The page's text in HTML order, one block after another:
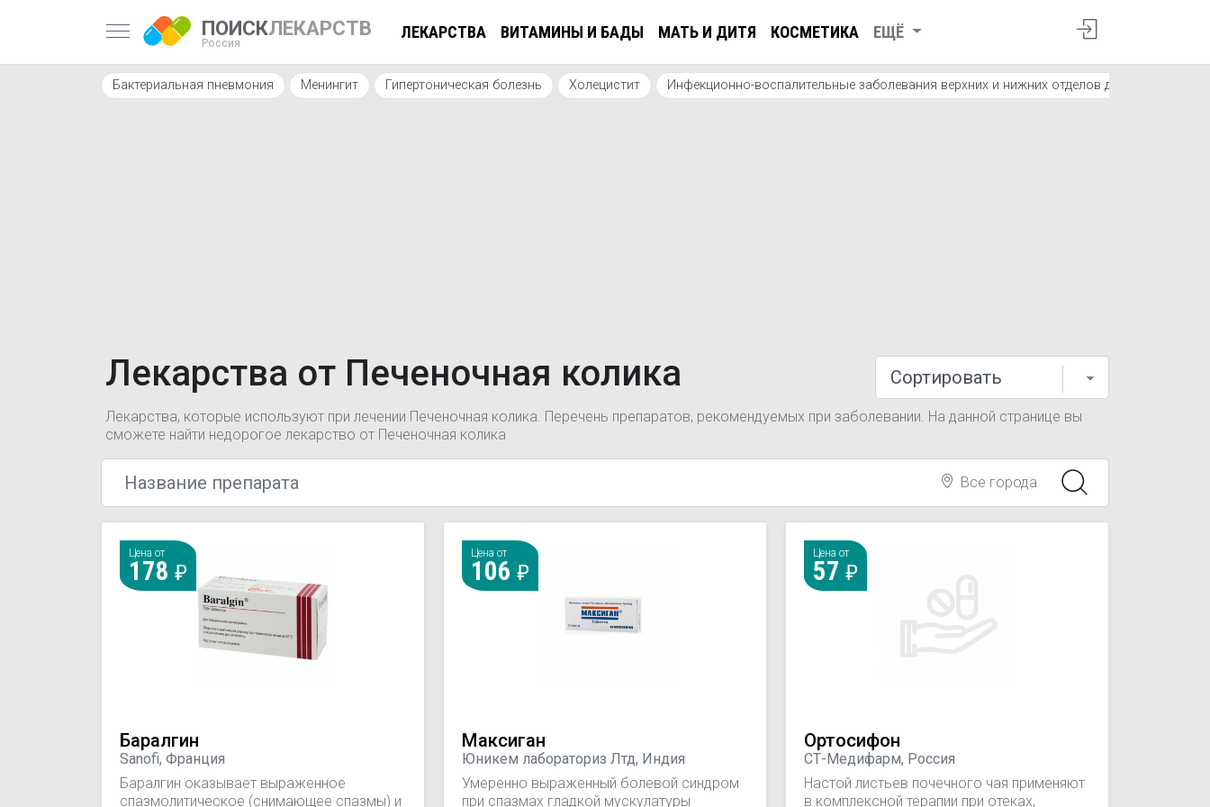
ПОИСКЛЕКАРСТВ
Россия
ЛЕКАРСТВА ВИТАМИНЫ И БАДЫ МАТЬ И ДИТЯ КОСМЕТИКА ЕЩЁ
Бактериальная пневмония Менингит Гипертоническая болезнь Холецистит Инфекционно-воспалительные заболевания верхних и нижних отделов дыхательных
Лекарства от Печеночная колика
Лекарства, которые используют при лечении Печеночная колика. Перечень препаратов, рекомендуемых при заболевании. На данной странице вы
сможете найти недорогое лекарство от Печеночная колика
Все города
Цена от
178
Баралгин
Sanofi, Франция
Баралгин оказывает выраженное
спазмолитическое (снимающее спазмы) и
Цена от
106
Максиган
Юникем лабораториз Лтд, Индия
Умеренно выраженный болевой синдром
при спазмах гладкой мускулатуры
Цена от
57
Ортосифон
СТ-Медифарм, Россия
Настой листьев почечного чая применяют
в комплексной терапии при отеках,